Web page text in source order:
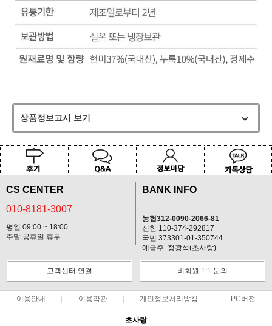
상품정보고시 보기
CS CENTER
010-8181-3007
평일 09:00 ~ 18:00
주말 공휴일 휴무
BANK INFO
농협312-0090-2066-81
신한 110-374-292817
국민 373301-01-350744
예금주: 정광석(초사랑)
고객센터 연결 비회원 1:1 문의
이용안내 이용약관 개인정보처리방침 PC버전
초사랑